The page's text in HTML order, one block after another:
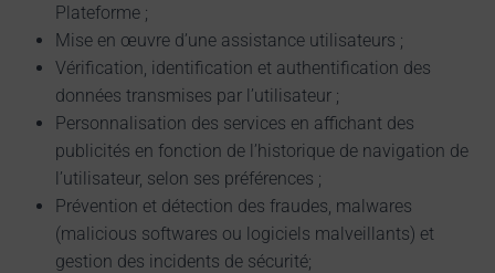
Plateforme ;
Mise en œuvre d’une assistance utilisateurs ;
Vérification, identification et authentification des
données transmises par l’utilisateur ;
Personnalisation des services en affichant des
publicités en fonction de l’historique de navigation de
l’utilisateur, selon ses préférences ;
Prévention et détection des fraudes, malwares
(malicious softwares ou logiciels malveillants) et
gestion des incidents de sécurité;